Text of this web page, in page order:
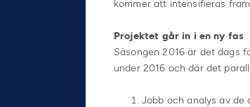
kommer att intensifieras
Projektet går in i en ny fas
Säsongen 2016 är det dags
under 2016 och där det
Jobb och analys av de